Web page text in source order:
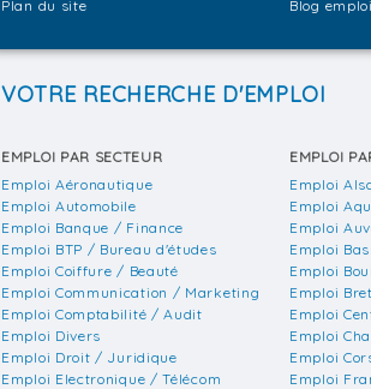
Plan du site
Blog emploi
VOTRE RECHERCHE D'EMPLOI
EMPLOI PAR SECTEUR
Emploi Aéronautique
Emploi Automobile
Emploi Banque / Finance
Emploi BTP / Bureau d'études
Emploi Coiffure / Beauté
Emploi Communication / Marketing
Emploi Comptabilité / Audit
Emploi Divers
Emploi Droit / Juridique
Emploi Electronique / Télécom
EMPLOI
Emploi
Emploi
Emploi
Emploi
Emploi
Emploi
Emploi
Emploi
Emploi
Emploi